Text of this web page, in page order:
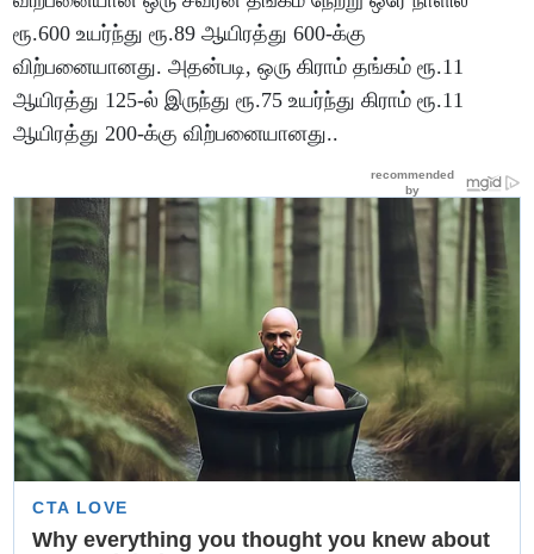
ரூ.600 உயர்ந்து ரூ.89 ஆயிரத்து 600-க்கு
விற்பனையானது. அதன்படி, ஒரு கிராம் தங்கம் ரூ.11
ஆயிரத்து 125-ல் இருந்து ரூ.75 உயர்ந்து கிராம் ரூ.11
ஆயிரத்து 200-க்கு விற்பனையானது..